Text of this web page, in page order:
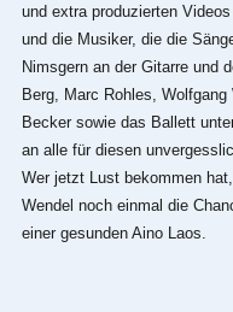
und extra produzierten
und die Musiker, die die
Nimsgern an der Gitarre und
Berg, Marc Rohles,
Becker sowie das Ballett
an alle für diesen
Wer jetzt Lust bekommen
Wendel noch einmal die
einer gesunden Aino Laos.